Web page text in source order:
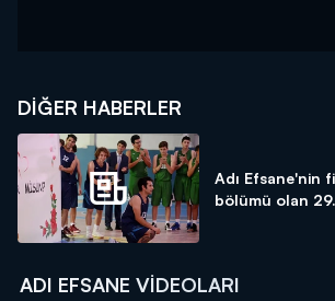
DIĞER HABERLER
Adı Efsane'nin
bölümü olan
ADI EFSANE VIDEOLARI